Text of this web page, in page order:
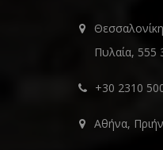
Πυλαία, 555
+30 2310
Αθήνα,